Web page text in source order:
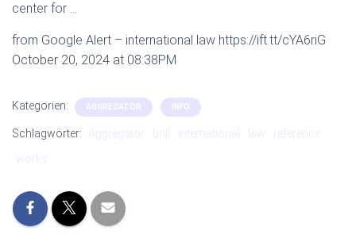
center for …
from Google Alert – international law https://ift.tt/cYA6riG
October 20, 2024 at 08:38PM
Kategorien: AGGREGATOR INFO
Schlagwörter: Aggregator international law